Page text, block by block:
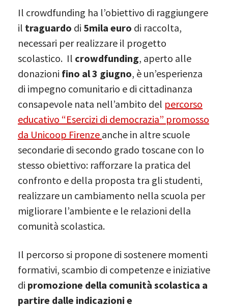
Il crowdfunding ha l’obiettivo di raggiungere
il traguardo di 5mila euro di raccolta,
necessari per realizzare il progetto
scolastico. Il crowdfunding, aperto alle
donazioni fino al 3 giugno, è un’esperienza
di impegno comunitario e di cittadinanza
consapevole nata nell’ambito del percorso
educativo “Esercizi di democrazia” promosso
da Unicoop Firenze anche in altre scuole
secondarie di secondo grado toscane con lo
stesso obiettivo: rafforzare la pratica del
confronto e della proposta tra gli studenti,
realizzare un cambiamento nella scuola per
migliorare l’ambiente e le relazioni della
comunità scolastica.
Il percorso si propone di sostenere momenti
formativi, scambio di competenze e iniziative
di promozione della comunità scolastica a
partire dalle indicazioni e